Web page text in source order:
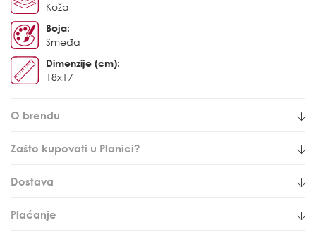
Koža
Boja:
Smeđa
Dimenzije (cm):
18x17
O brendu
Zašto kupovati u Planici?
Dostava
Plaćanje